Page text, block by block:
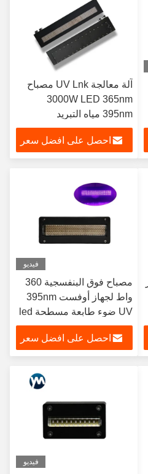
آلة معالجة UV Lnk مصباح
3000W LED 365nm
395nm مياه التبريد
احصل على افضل سعر
فيديو
مصباح فوق البنفسجية 360
واط لجهاز أوفست 395nm
UV ضوء طابعة مسطحة led
uva
احصل على افضل سعر
فيديو